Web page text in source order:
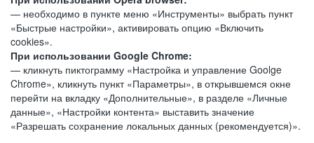
— необходимо в пункте меню «Инструменты» выбрать пункт
«Быстрые настройки», активировать опцию «Включить
cookies».
При использовании Google Chrome:
— кликнуть пиктограмму «Настройка и управление Goolge
Chrome», кликнуть пункт «Параметры», в открывшемся окне
перейти на вкладку «Дополнительные», в разделе «Личные
данные», «Настройки контента» выставить значение
«Разрешать сохранение локальных данных (рекомендуется)».